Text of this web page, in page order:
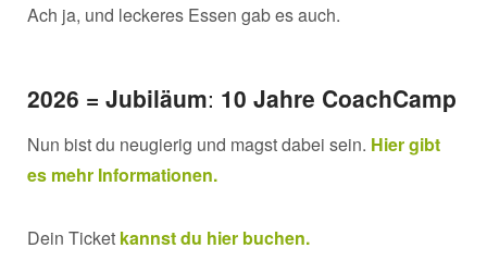
Ach ja, und leckeres Essen gab es auch.
2026 = Jubiläum: 10 Jahre CoachCamp
Nun bist du neugierig und magst dabei sein. Hier gibt
es mehr Informationen.
Dein Ticket kannst du hier buchen.